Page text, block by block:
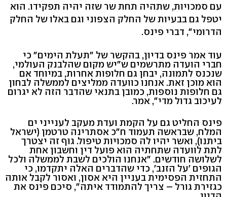
עם סמכויות, שתהיה תחת שר שזה יהיה תפקידו. הוא
יטפל גם בבעיות של החלק הצפוני וגם באלו של החלק
הדרומי", דברי פינס.
עוד אמר פינס בדיון, בהקשר של "תעלת הימים" כי
חברי הועדה מתרשמים ש"יש מקום שהלבנק העולמי,
שנכנס לתמונה, יבחן גם חלופות אחרות, במיוחד אם
הוא מוכן זאת. אנחנו כוועדה ממליצים לממשלה לבחון
גם חלופות נוספות, כמובן בתנאי שהדבר הזה לא יגרום
לעיכוב גדול מדי", אמר.
פינס החליט גם על הקמת ועדת מעקב לענייני ים
המלח, שבראשה תעמוד ח"כ אסתרינה טרטמן (ישראל
ביתנו), ואשר יהיו לה סמכויות טיפול. גוף זה יצטרך
לתת לוועדה שתחתיה הוא פועל דין וחשבון אחת
לשלושה חודשים. "אנחנו הולכים לשבת לממשלה ולכל
הגופים 'על הזנב', כדי שהדברים האלה יתקדמו, כי
התחזית הפסימית בעניין היא אסון, ואסור לקבל אותה
כגזירת גורל – צריך להתמודד איתה", סיכם פינס את